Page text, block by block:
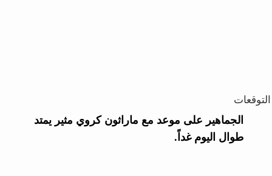
التوقعات
الجماهير على موعد مع ماراثون كروي مثير يمتد
طوال اليوم غداً.